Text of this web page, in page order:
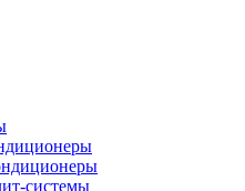
системы